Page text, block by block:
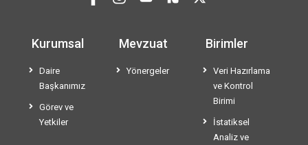
Kurumsal
Daire
Başkanımız
Görev ve
Yetkiler
Mevzuat
Yönergeler
Birimler
Veri Hazırlama
ve Kontrol
Birimi
İstatiksel
Analiz ve